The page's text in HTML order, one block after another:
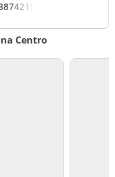
Centro